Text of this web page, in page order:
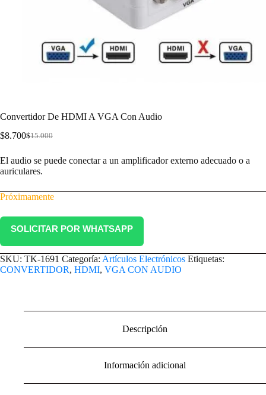
Convertidor De HDMI A VGA Con Audio
$15.000
$8.700
El audio se puede conectar a un amplificador externo adecuado o a
auriculares.
Próximamente
SOLICITAR POR WHATSAPP
SKU: TK-1691 Categoría: Artículos Electrónicos Etiquetas:
CONVERTIDOR, HDMI, VGA CON AUDIO
Descripción
Información adicional